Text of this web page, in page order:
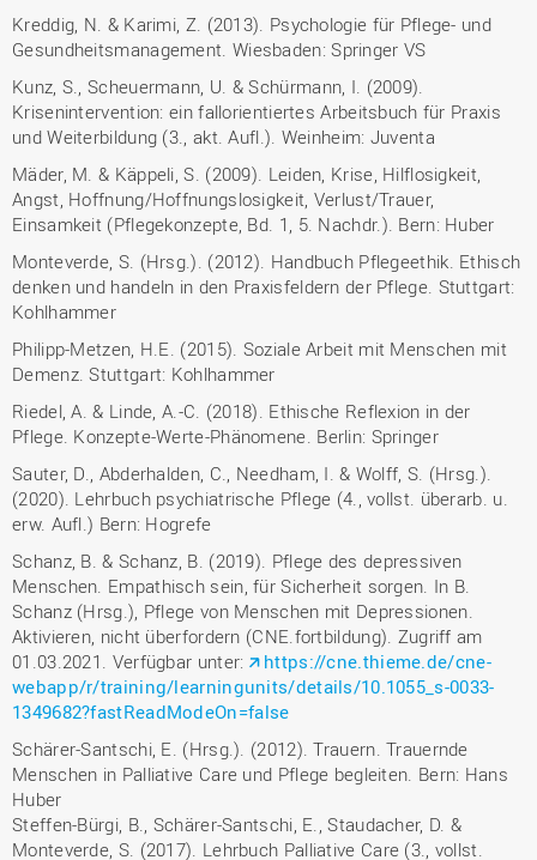
Kreddig, N. & Karimi, Z. (2013). Psychologie für Pflege- und
Gesundheitsmanagement. Wiesbaden: Springer VS
Kunz, S., Scheuermann, U. & Schürmann, I. (2009).
Krisenintervention: ein fallorientiertes Arbeitsbuch für Praxis
und Weiterbildung (3., akt. Aufl.). Weinheim: Juventa
Mäder, M. & Käppeli, S. (2009). Leiden, Krise, Hilflosigkeit,
Angst, Hoffnung/Hoffnungslosigkeit, Verlust/Trauer,
Einsamkeit (Pflegekonzepte, Bd. 1, 5. Nachdr.). Bern: Huber
Monteverde, S. (Hrsg.). (2012). Handbuch Pflegeethik. Ethisch
denken und handeln in den Praxisfeldern der Pflege. Stuttgart:
Kohlhammer
Philipp-Metzen, H.E. (2015). Soziale Arbeit mit Menschen mit
Demenz. Stuttgart: Kohlhammer
Riedel, A. & Linde, A.-C. (2018). Ethische Reflexion in der
Pflege. Konzepte-Werte-Phänomene. Berlin: Springer
Sauter, D., Abderhalden, C., Needham, I. & Wolff, S. (Hrsg.).
(2020). Lehrbuch psychiatrische Pflege (4., vollst. überarb. u.
erw. Aufl.) Bern: Hogrefe
Schanz, B. & Schanz, B. (2019). Pflege des depressiven
Menschen. Empathisch sein, für Sicherheit sorgen. In B.
Schanz (Hrsg.), Pflege von Menschen mit Depressionen.
Aktivieren, nicht überfordern (CNE.fortbildung). Zugriff am
01.03.2021. Verfügbar unter:
https://cne.thieme.de/cne-
webapp/r/training/learningunits/details/10.1055_s-0033-
1349682?fastReadModeOn=false
Schärer-Santschi, E. (Hrsg.). (2012). Trauern. Trauernde
Menschen in Palliative Care und Pflege begleiten. Bern: Hans
Huber
Steffen-Bürgi, B., Schärer-Santschi, E., Staudacher, D. &
Monteverde, S. (2017). Lehrbuch Palliative Care (3., vollst.